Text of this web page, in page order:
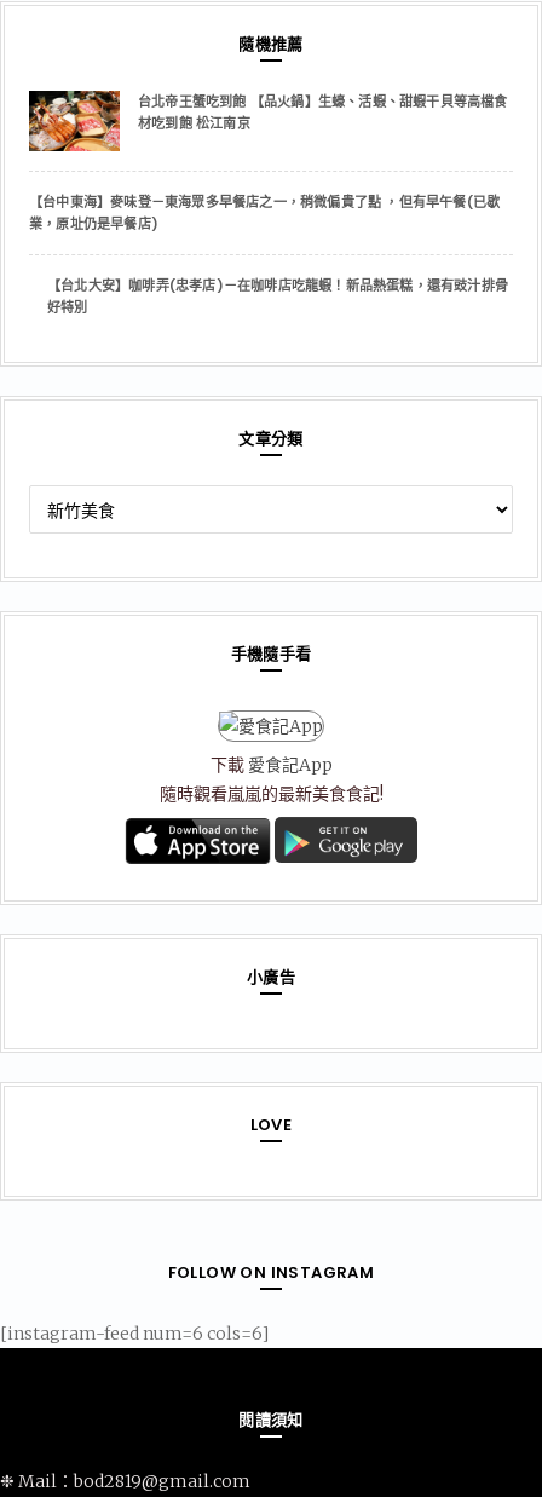
隨機推薦
台北帝王蟹吃到飽 【品火鍋】生蠔、活蝦、甜蝦干貝等高檔食
材吃到飽 松江南京
【台中東海】麥味登－東海眾多早餐店之一，稍微偏貴了點 ，但有早午餐(已歇
業，原址仍是早餐店)
【台北大安】咖啡弄(忠孝店)－在咖啡店吃龍蝦！新品熱蛋糕，還有豉汁排骨
好特別
文章分類
章
類
手機隨手看
下載 愛食記App
隨時觀看嵐嵐的最新美食食記!
小廣告
LOVE
FOLLOW ON INSTAGRAM
[instagram-feed num=6 cols=6]
閱讀須知
❉ Mail：bod2819@gmail.com